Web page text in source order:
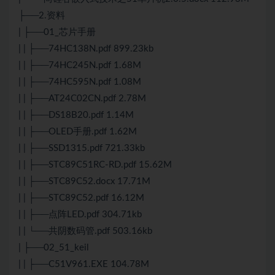
├──2.资料
| ├──01_芯片手册
| | ├──74HC138N.pdf 899.23kb
| | ├──74HC245N.pdf 1.68M
| | ├──74HC595N.pdf 1.08M
| | ├──AT24C02CN.pdf 2.78M
| | ├──DS18B20.pdf 1.14M
| | ├──OLED手册.pdf 1.62M
| | ├──SSD1315.pdf 721.33kb
| | ├──STC89C51RC-RD.pdf 15.62M
| | ├──STC89C52.docx 17.71M
| | ├──STC89C52.pdf 16.12M
| | ├──点阵LED.pdf 304.71kb
| | └──共阴数码管.pdf 503.16kb
| ├──02_51_keil
| | ├──C51V961.EXE 104.78M